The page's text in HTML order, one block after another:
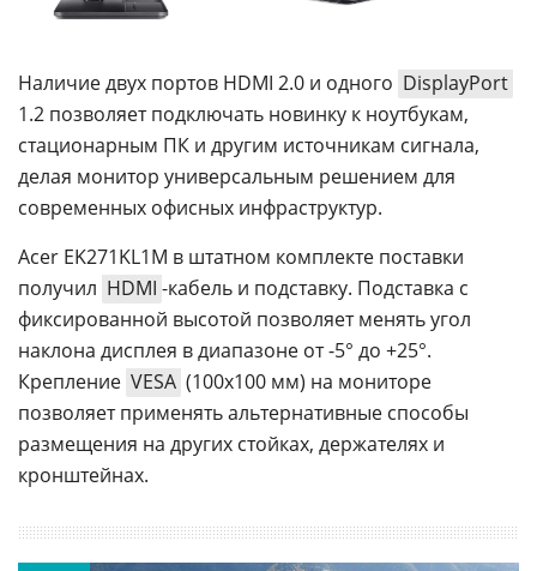
Наличие двух портов HDMI 2.0 и одного DisplayPort
1.2 позволяет подключать новинку к ноутбукам,
стационарным ПК и другим источникам сигнала,
делая монитор универсальным решением для
современных офисных инфраструктур.
Acer EK271KL1M в штатном комплекте поставки
получил HDMI -кабель и подставку. Подставка с
фиксированной высотой позволяет менять угол
наклона дисплея в диапазоне от -5° до +25°.
Крепление VESA (100x100 мм) на мониторе
позволяет применять альтернативные способы
размещения на других стойках, держателях и
кронштейнах.